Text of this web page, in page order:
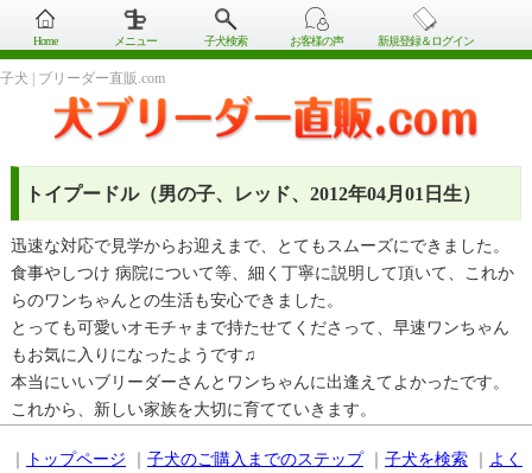
Home メニュー 子犬検索 お客様の声 新規登録＆ログイン
子犬 | ブリーダー直販.com
トイプードル（男の子、レッド、2012年04月01日生）
迅速な対応で見学からお迎えまで、とてもスムーズにできました。
食事やしつけ 病院について等、細く丁寧に説明して頂いて、これか
らのワンちゃんとの生活も安心できました。
とっても可愛いオモチャまで持たせてくださって、早速ワンちゃん
もお気に入りになったようです♫
本当にいいブリーダーさんとワンちゃんに出逢えてよかったです。
これから、新しい家族を大切に育てていきます。
｜ トップページ ｜ 子犬のご購入までのステップ｜ 子犬を検索 ｜ よく